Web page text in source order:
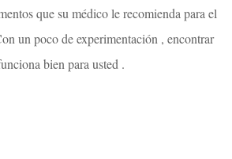
que su médico le recomienda para el
un poco de experimentación , encontrar
bien para usted .